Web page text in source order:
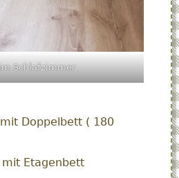
Schlafzimmer
Doppelbett ( 180
Etagenbett